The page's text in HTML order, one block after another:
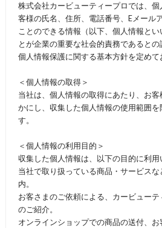
株式会社カービューティープロでは、
客様の氏名、住所、電話番号、Eメール
ことのできる情報（以下、個人情報と
とが企業の重要な社会的責務であると
個人情報保護に関する基本方針を定めて
＜個人情報の取得＞
当社は、個人情報の取得にあたり、お
かにし、収集した個人情報の使用範囲を
す。
＜個人情報の利用目的＞
収集した個人情報は、以下の目的に利用
当社で取り扱っている商品・サービス
内。
お客さまのご依頼による、カービュー
のご紹介。
オンラインショップでの商品の送付、お